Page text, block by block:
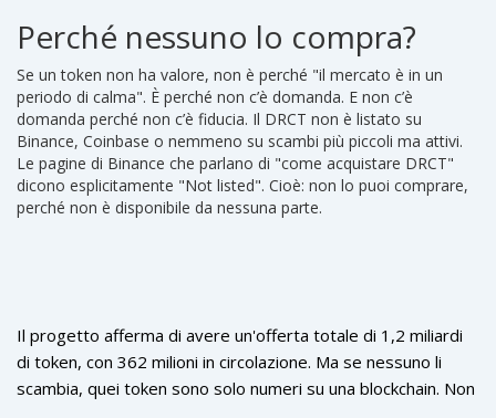
trading pari a $0. Questo non è un mercato che si sta
riprendendo. È un mercato che non esiste più.
Perché nessuno lo compra?
Se un token non ha valore, non è perché "il mercato è in un
periodo di calma". È perché non c’è domanda. E non c’è
domanda perché non c’è fiducia. Il DRCT non è listato su
Binance, Coinbase o nemmeno su scambi più piccoli ma attivi.
Le pagine di Binance che parlano di "come acquistare DRCT"
dicono esplicitamente "Not listed". Cioè: non lo puoi comprare,
perché non è disponibile da nessuna parte.
Il progetto afferma di avere un'offerta totale di 1,2 miliardi
di token, con 362 milioni in circolazione. Ma se nessuno li
scambia, quei token sono solo numeri su una blockchain. Non